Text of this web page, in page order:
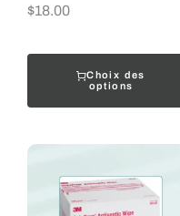
$18.00
Choix des
options